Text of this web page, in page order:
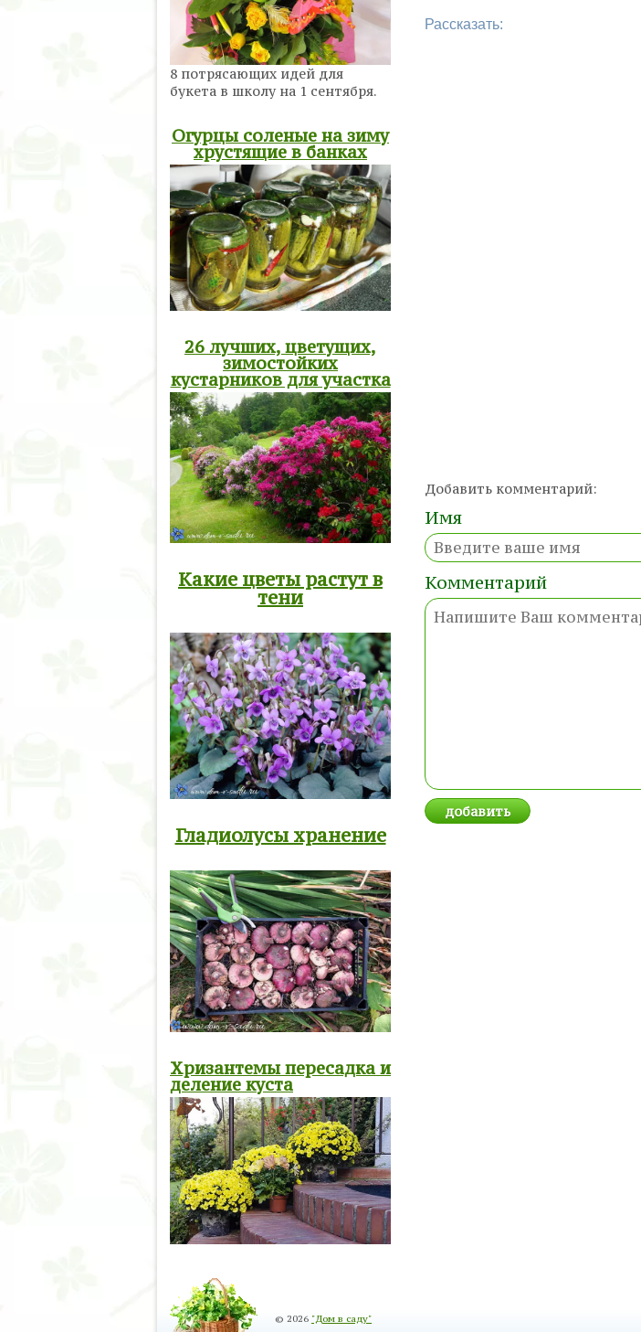
Рассказать:
Добавить комментарий:
Имя
Комментарий
8 потрясающих идей для
букета в школу на 1 сентября.
Огурцы соленые на зиму
хрустящие в банках
26 лучших, цветущих,
зимостойких
кустарников для участка
Какие цветы растут в
тени
Гладиолусы хранение
Хризантемы пересадка и
деление куста
© 2026 "Дом в саду"